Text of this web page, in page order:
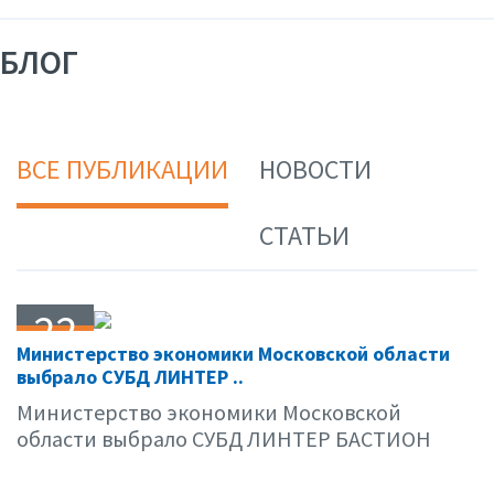
БЛОГ
ВСЕ ПУБЛИКАЦИИ
НОВОСТИ
СТАТЬИ
22
04.11
Министерство экономики Московской области
выбрало СУБД ЛИНТЕР ..
Министерство экономики Московской
области выбрало СУБД ЛИНТЕР БАСТИОН